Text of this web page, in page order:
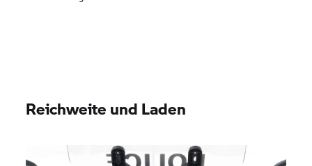
Reichweite und Laden